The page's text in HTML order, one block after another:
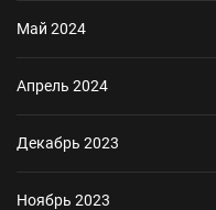
Май 2024
Апрель 2024
Декабрь 2023
Ноябрь 2023